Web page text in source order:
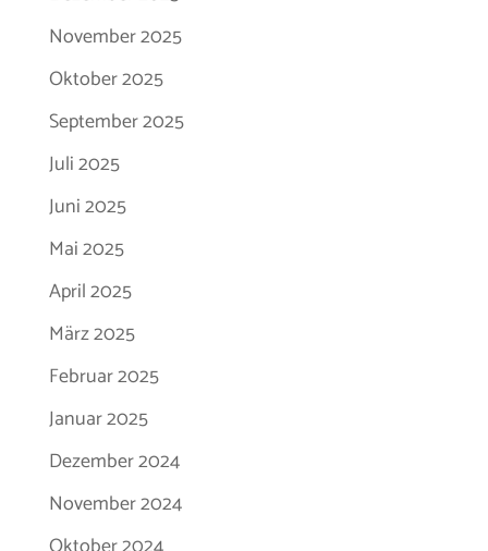
November 2025
Oktober 2025
September 2025
Juli 2025
Juni 2025
Mai 2025
April 2025
März 2025
Februar 2025
Januar 2025
Dezember 2024
November 2024